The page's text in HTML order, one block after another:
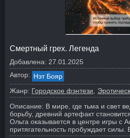
Смертный грех. Легенда
Добавлена: 27.01.2025
Автор: Нэт Бояр
Жанр: Городское фэнтези
Описание: В мире, где тьма и свет
борьбу, древний артефакт
Ольга оказывается в центре игры с
притягательность пробуждает силы.